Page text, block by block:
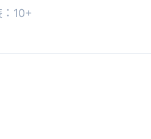
導向網站中重要的「社交...
10+